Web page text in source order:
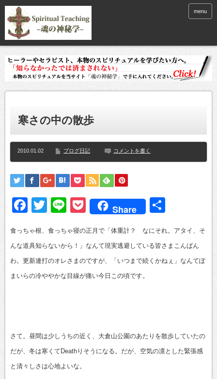
menu
寒さの中の散歩
2010.01.02 ブログ日記 コメントを書く
Facebook
Twitter
LinePocket
Share
食っちゃ根、食っちゃ寝の正月で「体重計？ なにそれ。アタイ、そ
んな道具知らないから！」なんて現実逃避している皆さまこんばん
わ。更新連打のオレさまのですが、「いつまで続くかねぇ」なんてぽ
まいらの冷ややかな目線が痛い今日この頃です。
さて。昼間は少しうちの近く、大倉山公園のあたりを散歩していたの
だが、冬は寒くてDeathりそうになる。だが、空気の凛とした緊張感
と清々しさは心地よいな。